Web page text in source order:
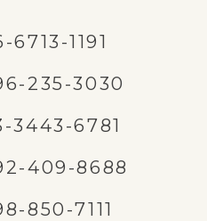
6713-1191
235-3030
3443-6781
409-8688
850-7111